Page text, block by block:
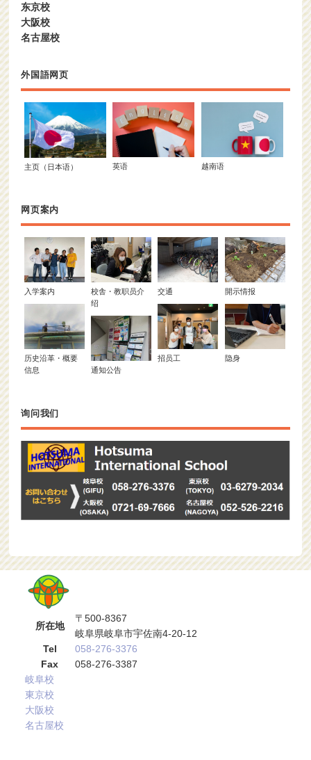
东京校
大阪校
名古屋校
外国語网页
主页（日本语） 英语 越南语
网页案内
入学案内
校舎・教职员介
绍
交通 開示情报
历史沿革・概要
信息
招员工
隐身
通知公告
询问我们
所在地
〒500-8367
岐阜県岐阜市宇佐南4-20-12
Tel
058-276-3376
Fax
058-276-3387
岐阜校
東京校
大阪校
名古屋校